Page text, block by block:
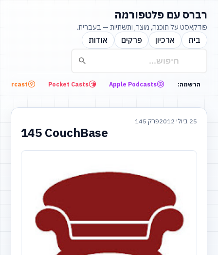
רברס עם פלטפורמה
פודקאסט על תוכנה, מוצר, ותשתיות — בעברית.
בית ארכיון פרקים אודות
הרשמה: Apple Podcasts
Pocket Casts
25 ביולי 2012 פרק 145
145 CouchBase